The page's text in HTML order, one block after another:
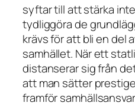
syftar till att stärka
tydliggöra de
krävs för att bli en del
samhället. När ett
distanserar sig från
att man sätter
framför